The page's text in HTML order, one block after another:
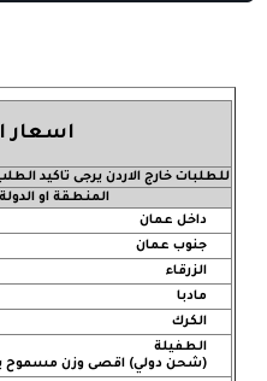
اسعار
للطلبات خارج الاردن يرجى تاكيد
المنطقة او الدولة
داخل عمان
جنوب عمان
الزرقاء
مادبا
الكرك
الطفيلة
(شحن دولي) اقصى وزن مسموح به ٥